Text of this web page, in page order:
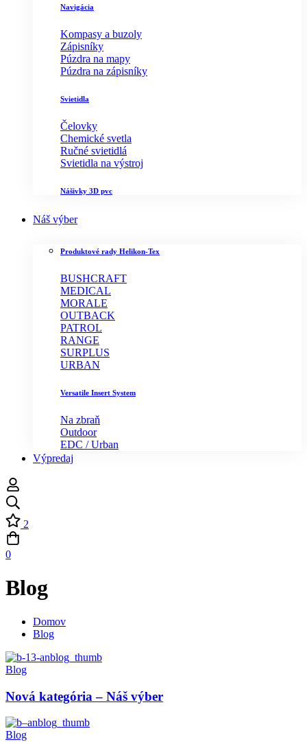
Navigácia
Kompasy a buzoly
Zápisníky
Púzdra na mapy
Púzdra na zápisníky
Svietidla
Čelovky
Chemické svetla
Ručné svietidlá
Svietidla na výstroj
Nášivky 3D pvc
Náš výber
Produktové rady Helikon-Tex
BUSHCRAFT
MEDICAL
MORALE
OUTBACK
PATROL
RANGE
SURPLUS
URBAN
Versatile Insert System
Na zbraň
Outdoor
EDC / Urban
Výpredaj
2
0
Blog
Domov
Blog
Blog
Nová kategória – Náš výber
Blog